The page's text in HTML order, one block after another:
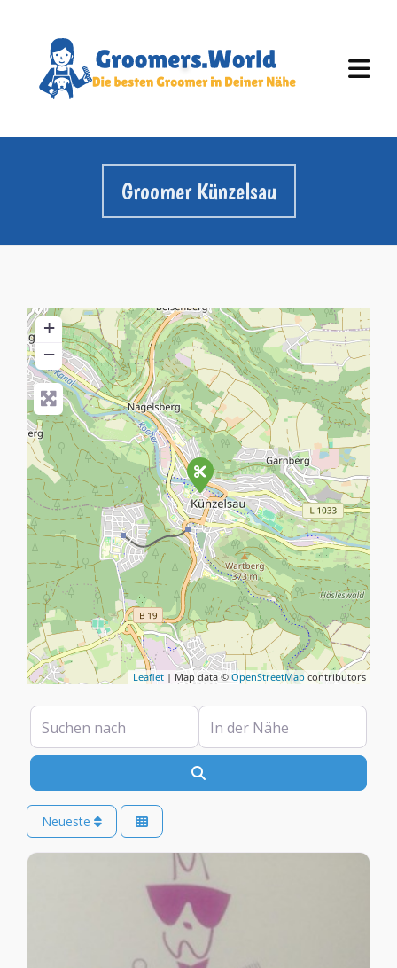
Groomer Künzelsau
+
−
Leaflet | Map data © OpenStreetMapcontributors
Suchen nach In der Nähe
Neueste